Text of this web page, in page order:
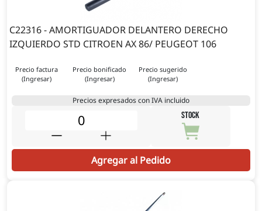
C22316 - AMORTIGUADOR DELANTERO DERECHO
IZQUIERDO STD CITROEN AX 86/ PEUGEOT 106
Precio factura
(Ingresar)
Precio bonificado
(Ingresar)
Precio sugerido
(Ingresar)
Precios expresados con IVA incluido
STOCK
Agregar al Pedido